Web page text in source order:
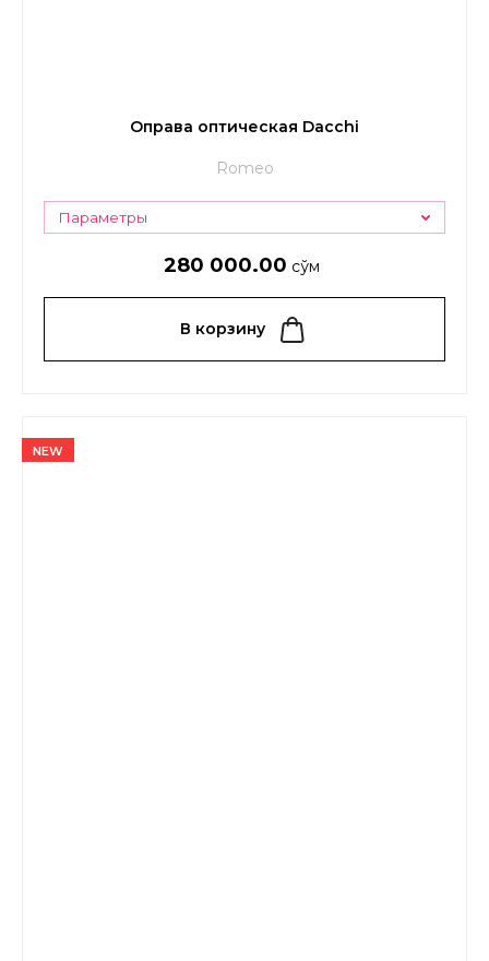
Оправа оптическая Dacchi
Romeo
Параметры
280 000.00 сўм
В корзину
NEW